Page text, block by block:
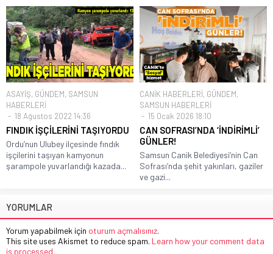
ASAYİŞ, GÜNDEM, SAMSUN
HABERLERİ
18 Ağustos 2022 14:36
FINDIK İŞÇİLERİNİ TAŞIYORDU
Ordu’nun Ulubey ilçesinde fındık
işçilerini taşıyan kamyonun
şarampole yuvarlandığı kazada...
CANİK HABERLERİ, GÜNDEM,
SAMSUN HABERLERİ
15 Ocak 2026 18:10
CAN SOFRASI’NDA ‘İNDİRİMLİ’
GÜNLER!
Samsun Canik Belediyesi’nin Can
Sofrası’nda şehit yakınları, gaziler
ve gazi...
YORUMLAR
Yorum yapabilmek için oturum açmalısınız.
This site uses Akismet to reduce spam. Learn how your comment data
is processed.